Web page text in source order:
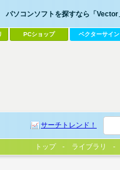
パソコンソフトを探すなら「Vector
PCショップ ベクターサイン
サーチトレンド！
トップ ライブラリ